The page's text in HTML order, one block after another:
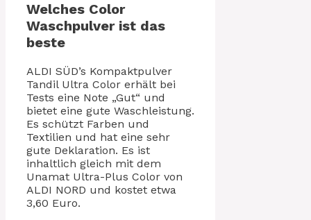
Welches Color
Waschpulver ist das
beste
ALDI SÜD’s Kompaktpulver
Tandil Ultra Color erhält bei
Tests eine Note „Gut“ und
bietet eine gute Waschleistung.
Es schützt Farben und
Textilien und hat eine sehr
gute Deklaration. Es ist
inhaltlich gleich mit dem
Unamat Ultra-Plus Color von
ALDI NORD und kostet etwa
3,60 Euro.